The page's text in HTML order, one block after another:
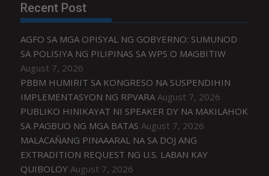
Recent Post
AGFO SA MGA OPISYAL NG GOBYERNO: SUMUNOD
SA POLISIYA NG PILIPINAS SA WPS O MAGBITIW
August 7, 2026
PBBM HUMIRIT SA KONGRESO NA SUSPENDIHIN
IMPLEMENTASYON NG RPVARA August 7, 2026
PUBLIKO HINIKAYAT NI SPEAKER DY NA MAKILAHOK
SA PAGBUO NG MGA BATAS August 7, 2026
MALACAÑANG PINAAARAL NA SA DOJ ANG
EXTRADITION REQUEST NG U.S. LABAN KAY
QUIBOLOY August 7, 2026